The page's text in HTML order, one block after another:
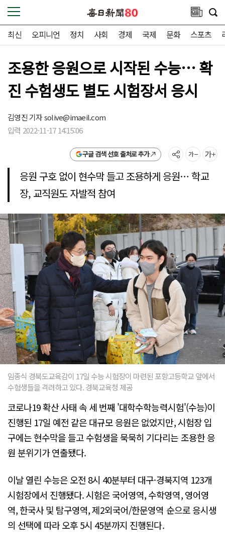
최신 오피니언 정치 사회 경제 국제 문화 스포츠
조용한 응원으로 시작된 수능… 확
진 수험생도 별도 시험장서 응시
김영진 기자solive@imaeil.com
입력 2022-11-17 14:15:06
구글 검색 선호 출처로 추가
응원 구호 없이 현수막 들고 조용하게 응원… 학교
장, 교직원도 자발적 참여
임종식 경북도교육감이 17일 수능 시험장이 마련된 포항고등학교 앞에서
수험생들을 격려하고 있다. 경북교육청 제공
코로나19 확산 사태 속 세 번째 '대학수학능력시험'(수능)이
진행된 17일 예전 같은 대규모 응원은 없었지만, 시험장 입
구에는 현수막을 들고 수험생을 묵묵히 기다리는 조용한 응
원 분위기가 연출됐다.
이날 열린 수능은 오전 8시 40분부터 대구·경북지역 123개
시험장에서 진행됐다. 시험은 국어영역, 수학영역, 영어영
역, 한국사 및 탐구영역, 제2외국어/한문영역 순으로 응시생
의 선택에 따라 오후 5시 45분까지 진행된다.